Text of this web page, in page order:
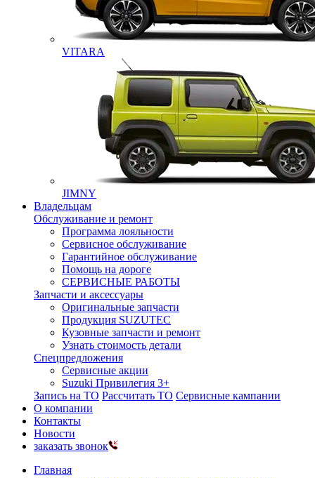
VITARA
JIMNY
Владельцам
Обслуживание и ремонт
Программа лояльности
Сервисное обслуживание
Гарантийное обслуживание
Помощь на дороге
СЕРВИСНЫЕ РАБОТЫ
Запчасти и аксессуары
Оригинальные запчасти
Продукция SUZUTEC
Кузовные запчасти и ремонт
Узнать стоимость детали
Спецпредложения
Сервисные акции
Suzuki Привилегия 3+
Запись на ТО Рассчитать ТО Сервисные кампании
О компании
Контакты
Новости
заказать звонок
Главная